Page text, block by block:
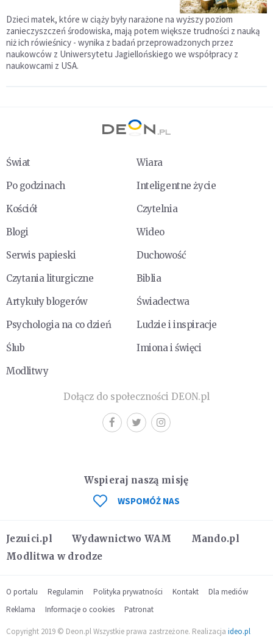
Dzieci matek, które w ciąży były narażone na wyższy poziom
zanieczyszczeń środowiska, mają potem większe trudności z nauką
niż ich rówieśnicy - wynika z badań przeprowadzonych przez
naukowców z Uniwersytetu Jagiellońskiego we współpracy z
naukowcami z USA.
Świat
Wiara
Po godzinach
Inteligentne życie
Kościół
Czytelnia
Blogi
Wideo
Serwis papieski
Duchowość
Czytania liturgiczne
Biblia
Artykuły blogerów
Świadectwa
Psychologia na co dzień
Ludzie i inspiracje
Ślub
Imiona i święci
Modlitwy
Dołącz do społeczności DEON.pl
Jezuici.pl Wydawnictwo WAM
Mando.pl
Modlitwa w drodze
Wspieraj naszą misję
WSPOMÓŻ NAS
O portalu Regulamin Polityka prywatności Kontakt
Dla mediów
Reklama
Informacje o cookies Patronat
Copyright 2019 © Deon.pl Wszystkie prawa zastrzeżone. Realizacja ideo.pl